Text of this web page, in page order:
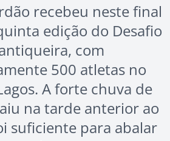
recebeu neste final
edição do Desafio
com
500 atletas no
A forte chuva de
na tarde anterior ao
suficiente para abalar